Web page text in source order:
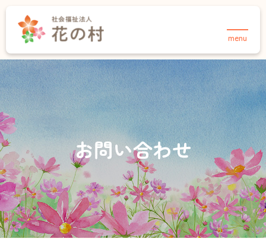
法人について
事業紹介
介護事業
保育事業・あさりこども園
保育事業・さくらこども園
育成事業・放課後児童クラブ
住宅事業
お知らせ
採用情報
お問い合わせ
menu
TOPページ
花の村について
お知らせ
採用情報
介護事業
デイサービスセンター 合歓の郷
ヘルパーステーション 合歓の郷
お問い合わせ